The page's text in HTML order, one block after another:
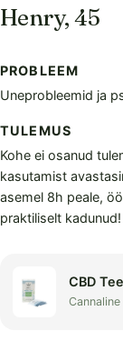
Henry, 45
PROBLEEM
Uneprobleemid ja
TULEMUS
Kohe ei osanud
kasutamist
asemel 8h peale,
praktiliselt kadunud!
CBD
Cannaline